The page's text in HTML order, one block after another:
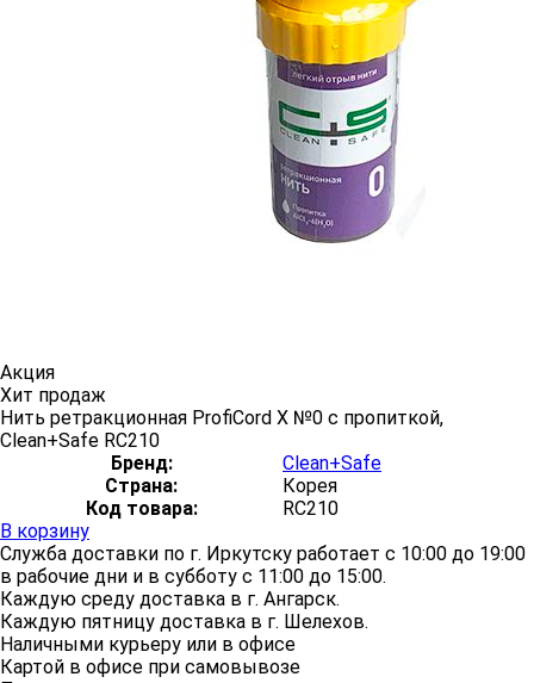
Акция
Хит продаж
Нить ретракционная ProfiCord X №0 c пропиткой,
Clean+Safe RC210
Бренд:
Clean+Safe
Страна:
Корея
Код товара:
RC210
В корзину
Служба доставки по г. Иркутску работает с 10:00 до 19:00
в рабочие дни и в субботу с 11:00 до 15:00.
Каждую среду доставка в г. Ангарск.
Каждую пятницу доставка в г. Шелехов.
Наличными курьеру или в офисе
Картой в офисе при самовывозе